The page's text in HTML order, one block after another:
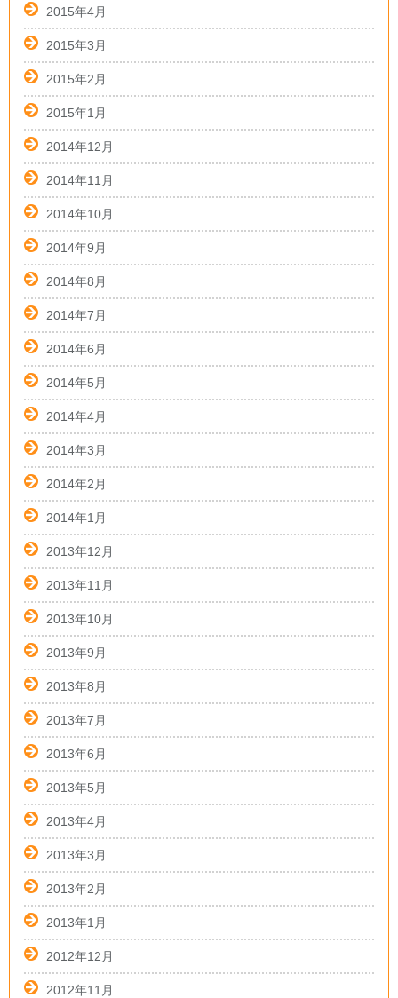
2015年4月
2015年3月
2015年2月
2015年1月
2014年12月
2014年11月
2014年10月
2014年9月
2014年8月
2014年7月
2014年6月
2014年5月
2014年4月
2014年3月
2014年2月
2014年1月
2013年12月
2013年11月
2013年10月
2013年9月
2013年8月
2013年7月
2013年6月
2013年5月
2013年4月
2013年3月
2013年2月
2013年1月
2012年12月
2012年11月